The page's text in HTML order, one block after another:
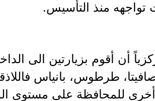
تواجهه منذ التأسيس.
أن أقوم بزيارتين الى
طرطوس، بانياس
للمحافظة على مستوى